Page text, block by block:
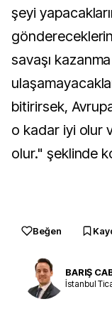
şeyi
savaşı
bitirirsek,
o kadar iyi olur
olur." şeklinde
Beğen
BARIŞ
İstanbul